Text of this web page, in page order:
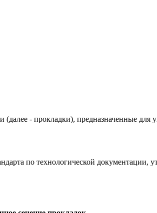
- прокладки), предназначенные
по технологической документации,